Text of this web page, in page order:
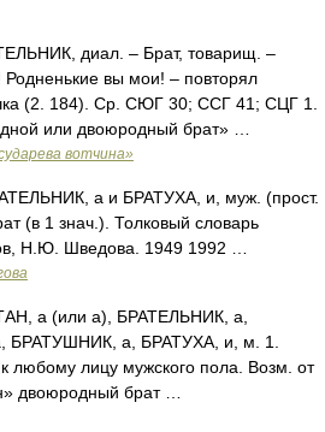
диал. – Брат, товарищ. –
Родненькие вы мои! – повторял
(2. 184). Ср. СЮГ 30; ССГ 41; СЦГ 1.
или двоюродный брат» …
вотчина»
а и БРАТУХА, и, муж. (прост.
(в 1 знач.). Толковый словарь
Н.Ю. Шведова. 1949 1992 …
а (или а), БРАТЕЛЬНИК, а,
БРАТУШНИК, а, БРАТУХА, и, м. 1.
любому лицу мужского пола. Возм. от
двоюродный брат …